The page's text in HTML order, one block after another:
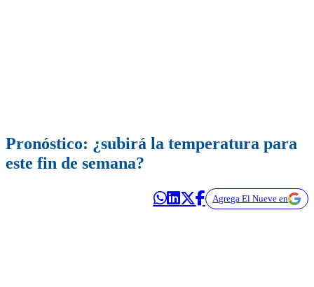
Pronóstico: ¿subirá la temperatura para
este fin de semana?
Agrega El Nueve en